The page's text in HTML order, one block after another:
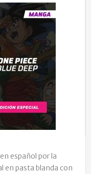
español por la
en pasta blanda con